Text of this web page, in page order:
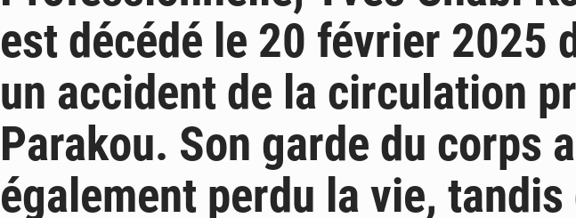
est décédé le 20 février 2025
un accident de la circulation
Parakou. Son garde du corps a
également perdu la vie, tandis